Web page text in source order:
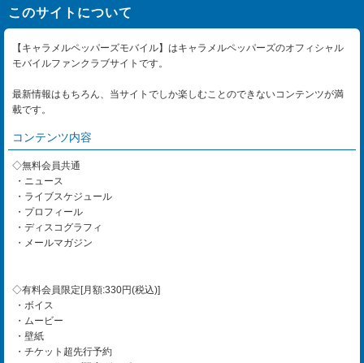
このサイトについて
【キャラメルペッパーズモバイル】はキャラメルペッパーズのオフィシャル
モバイルファンクラブサイトです。
最新情報はもちろん、当サイトでしか楽しむことのできないコンテンツが満
載です。
コンテンツ内容
◇無料会員共通
・ニュース
・ライブスケジュール
・プロフィール
・ディスコグラフィ
・メールマガジン
◇有料会員限定[月額:330円(税込)]
・ボイス
・ムービー
・壁紙
・チケット超先行予約